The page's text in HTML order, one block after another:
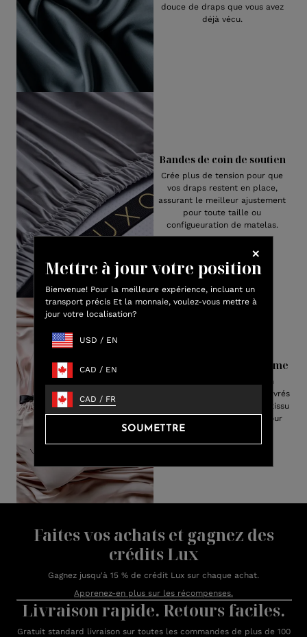
Mettre à jour votre position
Bienvenue! Pour la meilleure expérience, incluant un
transport précis Et la monnaie, voulez-vous mettre à
jour votre localisation?
USD / EN
CAD / EN
CAD / FR
SOUMETTRE
douce de draps que vous avez
déjà vécu.
Bandes de coin de soutien
Crée plus de tension pour que
vos draps restent en place,
assurant le meilleur ajustement
pour toute taille ou
configueuration de matelas.
Emballage haut de gamme
Notre luxueuse viscose en
bambou de draps tous sont livrés
avec un sac de transport en tissu
facile à ranger et parfait pour
offrir des cadeaux.
Faites vos achats et gagnez des
crédits Lux
Gagnez jusqu'à 15 % de crédit Lux sur chaque achat.
Apprenez-en plus sur les récompenses.
Livraison rapide. Retours faciles.
Gratuit standard livraison sur toutes les commandes de plus de 100